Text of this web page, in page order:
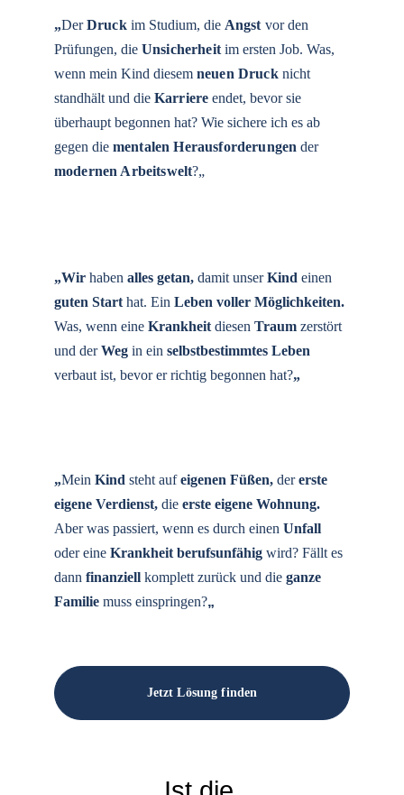
„Der Druck im Studium, die Angst vor den
Prüfungen, die Unsicherheit im ersten Job. Was,
wenn mein Kind diesem neuen Druck nicht
standhält und die Karriere endet, bevor sie
überhaupt begonnen hat? Wie sichere ich es ab
gegen die mentalen Herausforderungen der
modernen Arbeitswelt?„
„Wir haben alles getan, damit unser Kind einen
guten Start hat. Ein Leben voller Möglichkeiten.
Was, wenn eine Krankheit diesen Traum zerstört
und der Weg in ein selbstbestimmtes Leben
verbaut ist, bevor er richtig begonnen hat?„
„Mein Kind steht auf eigenen Füßen, der erste
eigene Verdienst, die erste eigene Wohnung.
Aber was passiert, wenn es durch einen Unfall
oder eine Krankheit berufsunfähig wird? Fällt es
dann finanziell komplett zurück und die ganze
Familie muss einspringen?„
Jetzt Lösung finden